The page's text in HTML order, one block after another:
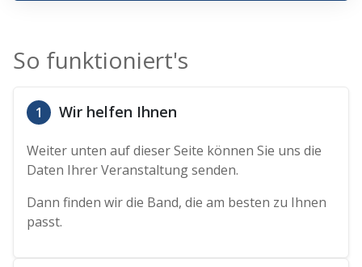
So funktioniert's
1 Wir helfen Ihnen
Weiter unten auf dieser Seite können Sie uns die
Daten Ihrer Veranstaltung senden.
Dann finden wir die Band, die am besten zu Ihnen
passt.